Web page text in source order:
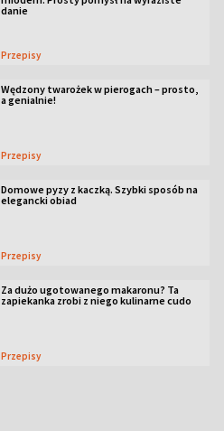
danie
Przepisy
Wędzony twarożek w pierogach – prosto,
a genialnie!
Przepisy
Domowe pyzy z kaczką. Szybki sposób na
elegancki obiad
Przepisy
Za dużo ugotowanego makaronu? Ta
zapiekanka zrobi z niego kulinarne cudo
Przepisy